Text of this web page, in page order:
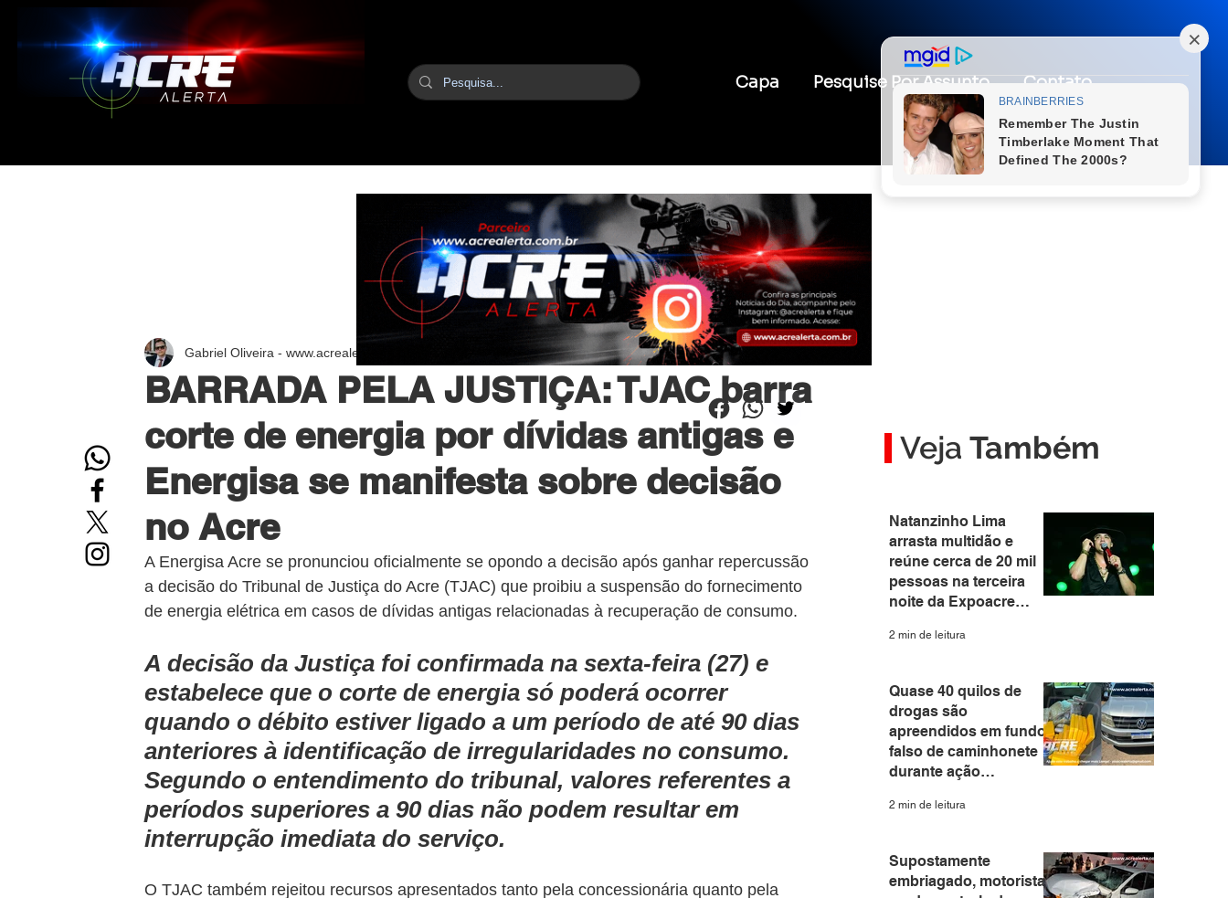
Capa Pesquise Por Assunto Contato
BARRADA PELA JUSTIÇA: TJAC barra
corte de energia por dívidas antigas e
Energisa se manifesta sobre decisão
no Acre
Gabriel Oliveira - www.acrealerta.com.br 29 de mar. 2 min de leitura
A Energisa Acre se pronunciou oficialmente se opondo a decisão após ganhar repercussão
a decisão do Tribunal de Justiça do Acre (TJAC) que proibiu a suspensão do fornecimento
de energia elétrica em casos de dívidas antigas relacionadas à recuperação de consumo.
A decisão da Justiça foi confirmada na sexta-feira (27) e
estabelece que o corte de energia só poderá ocorrer
quando o débito estiver ligado a um período de até 90 dias
anteriores à identificação de irregularidades no consumo.
Segundo o entendimento do tribunal, valores referentes a
períodos superiores a 90 dias não podem resultar em
interrupção imediata do serviço.
O TJAC também rejeitou recursos apresentados tanto pela concessionária quanto pela
Natanzinho Lima
arrasta multidão e
reúne cerca de 20 mil
pessoas na terceira
noite da Expoacre
2 min de leitura
Quase 40 quilos de
drogas são
apreendidos em fundo
falso de caminhonete
durante ação
de segurança em Rio
2 min de leitura
Supostamente
embriagado, motorista
Veja Também